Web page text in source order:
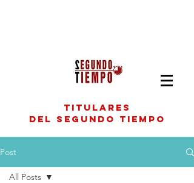
titulares
del segundo tiempo
Post
All Posts